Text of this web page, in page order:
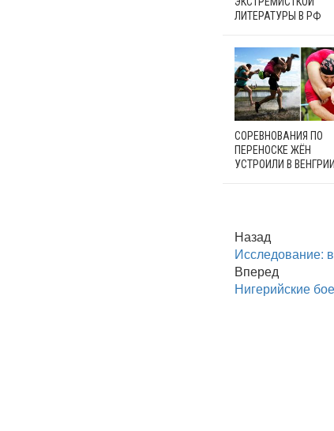
ЛИТЕРАТУРЫ В РФ
СОРЕВНОВАНИЯ ПО
ПЕРЕНОСКЕ ЖЁН
УСТРОИЛИ В ВЕНГРИИ
Назад
Исследование:
Вперед
Нигерийские